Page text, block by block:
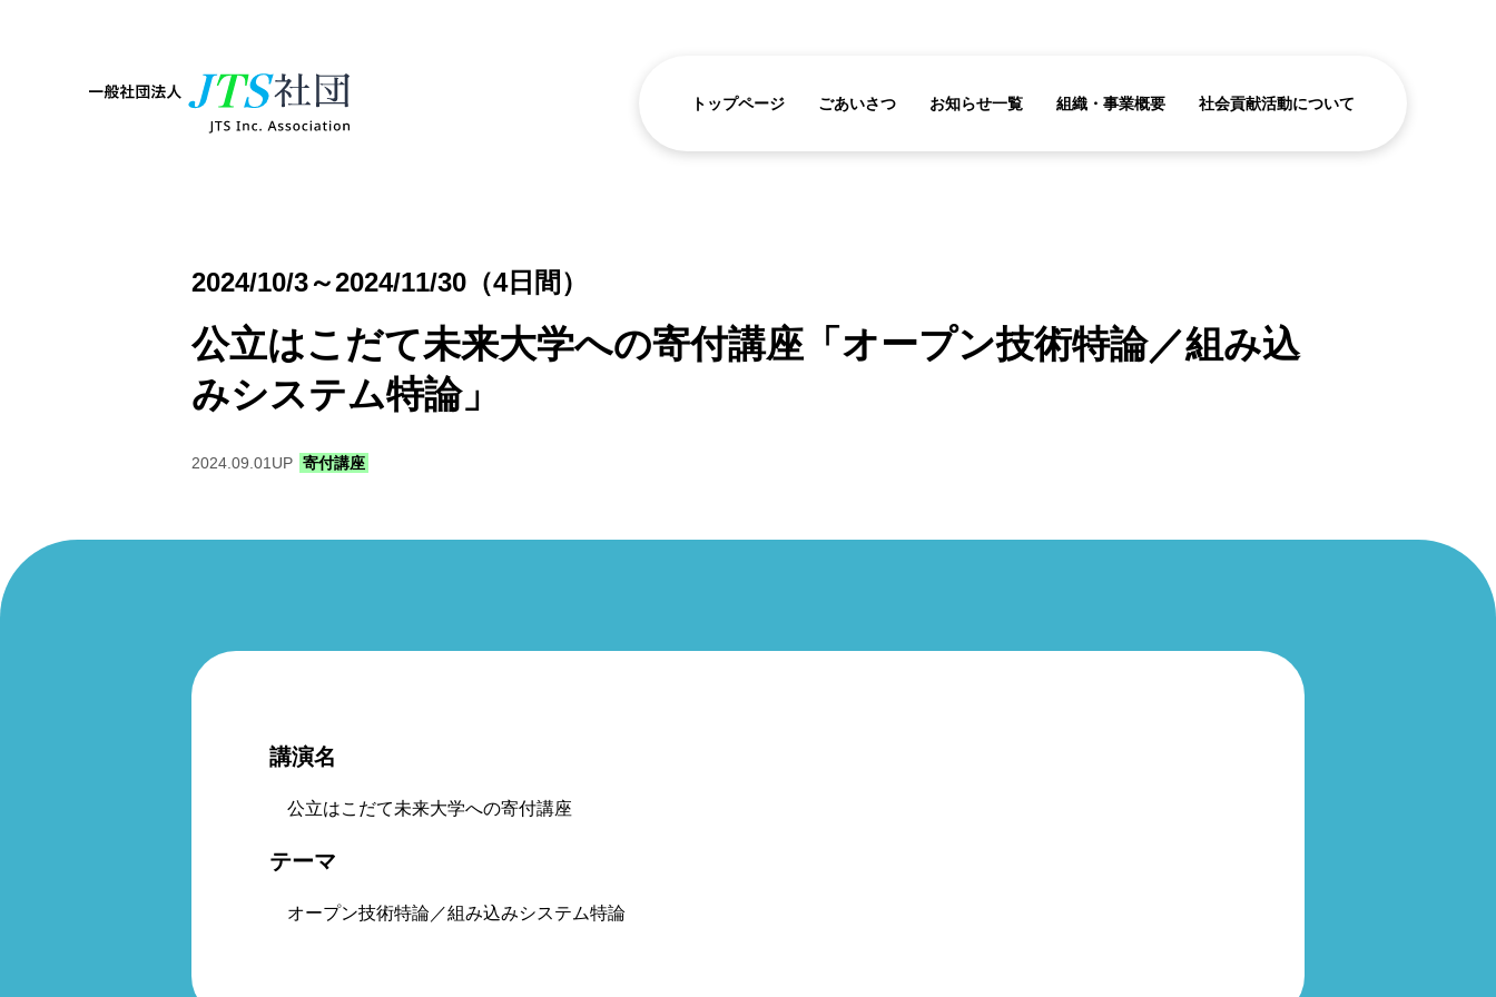
トップページ ごあいさつ お知らせ一覧 組織・事業概要 社会貢献活動について
2024/10/3～2024/11/30（4日間）
公立はこだて未来大学への寄付講座「オープン技術特論／組み込
みシステム特論」
2024.09.01UP 寄付講座
講演名
公立はこだて未来大学への寄付講座
テーマ
オープン技術特論／組み込みシステム特論